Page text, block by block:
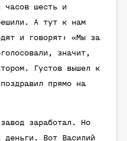
часов шесть и
А тут к нам
и говорят: «Мы за
значит,
Густов вышел к
прямо на
заработал. Но
деньги. Вот Василий